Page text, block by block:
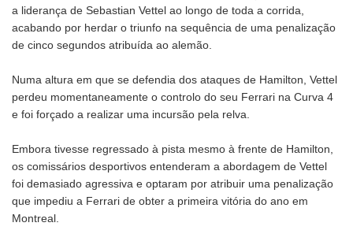
a liderança de Sebastian Vettel ao longo de toda a corrida,
acabando por herdar o triunfo na sequência de uma penalização
de cinco segundos atribuída ao alemão.
Numa altura em que se defendia dos ataques de Hamilton, Vettel
perdeu momentaneamente o controlo do seu Ferrari na Curva 4
e foi forçado a realizar uma incursão pela relva.
Embora tivesse regressado à pista mesmo à frente de Hamilton,
os comissários desportivos entenderam a abordagem de Vettel
foi demasiado agressiva e optaram por atribuir uma penalização
que impediu a Ferrari de obter a primeira vitória do ano em
Montreal.